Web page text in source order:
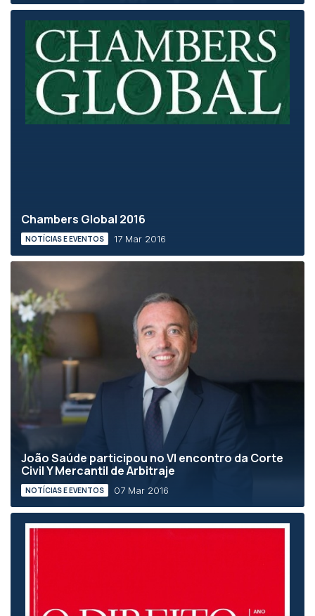
Chambers Global 2016
NOTÍCIAS E EVENTOS 17 Mar 2016
João Saúde participou no VI encontro da Corte
Civil Y Mercantil de Arbitraje
NOTÍCIAS E EVENTOS 07 Mar 2016